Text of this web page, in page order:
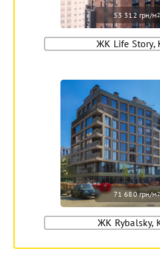
53 312 грн/м2
ЖК Life Story,
71 680 грн/м2
ЖК Rybalsky,